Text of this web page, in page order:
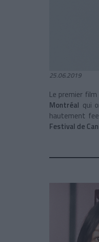
25.06.2019
Le premier film
Montréal qui
hautement
Festival de